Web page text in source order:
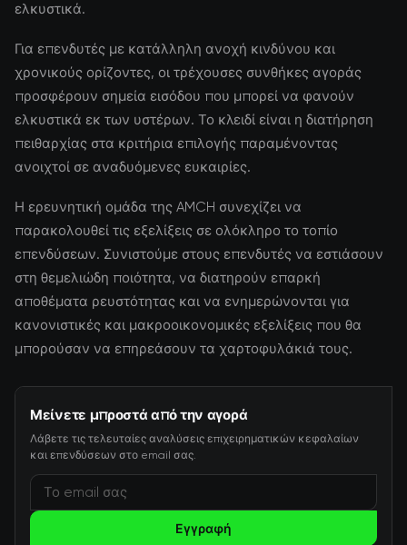
ελκυστικά.
Για επενδυτές με κατάλληλη ανοχή κινδύνου και
χρονικούς ορίζοντες, οι τρέχουσες συνθήκες αγοράς
προσφέρουν σημεία εισόδου που μπορεί να φανούν
ελκυστικά εκ των υστέρων. Το κλειδί είναι η διατήρηση
πειθαρχίας στα κριτήρια επιλογής παραμένοντας
ανοιχτοί σε αναδυόμενες ευκαιρίες.
Η ερευνητική ομάδα της AMCH συνεχίζει να
παρακολουθεί τις εξελίξεις σε ολόκληρο το τοπίο
επενδύσεων. Συνιστούμε στους επενδυτές να εστιάσουν
στη θεμελιώδη ποιότητα, να διατηρούν επαρκή
αποθέματα ρευστότητας και να ενημερώνονται για
κανονιστικές και μακροοικονομικές εξελίξεις που θα
μπορούσαν να επηρεάσουν τα χαρτοφυλάκιά τους.
Μείνετε μπροστά από την αγορά
Λάβετε τις τελευταίες αναλύσεις επιχειρηματικών κεφαλαίων
και επενδύσεων στο email σας.
Εγγραφή